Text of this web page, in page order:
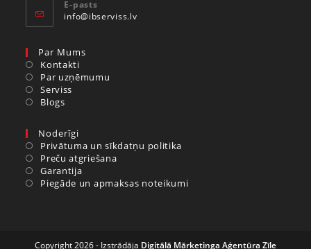
E-pasts
info@ibserviss.lv
Par Mums
Kontakti
Par uzņēmumu
Serviss
Blogs
Noderīgi
Privātuma un sīkdatņu politika
Preču atgriešana
Garantija
Piegāde un apmaksas noteikumi
Copyright 2026 - Izstrādāja Digitālā Mārketinga Aģentūra Zīle